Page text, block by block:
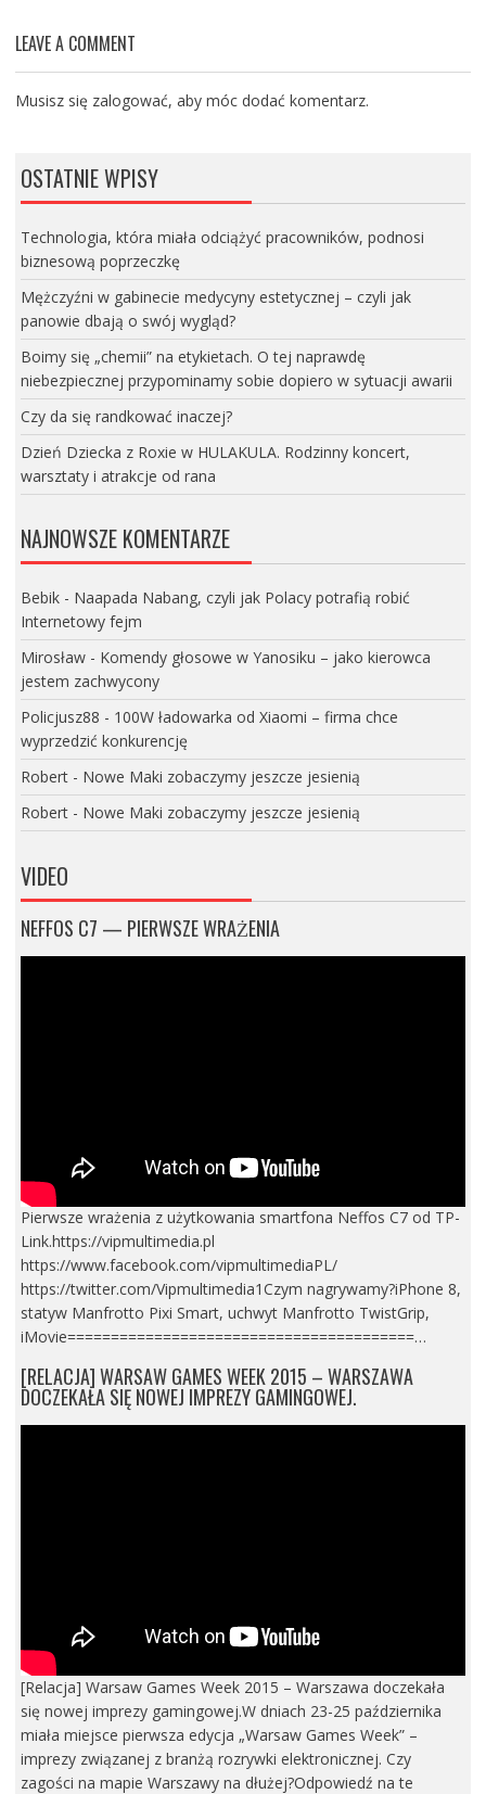
LEAVE A COMMENT
Musisz się zalogować, aby móc dodać komentarz.
OSTATNIE WPISY
Technologia, która miała odciążyć pracowników, podnosi
biznesową poprzeczkę
Mężczyźni w gabinecie medycyny estetycznej – czyli jak
panowie dbają o swój wygląd?
Boimy się „chemii” na etykietach. O tej naprawdę
niebezpiecznej przypominamy sobie dopiero w sytuacji awarii
Czy da się randkować inaczej?
Dzień Dziecka z Roxie w HULAKULA. Rodzinny koncert,
warsztaty i atrakcje od rana
NAJNOWSZE KOMENTARZE
Bebik- Naapada Nabang, czyli jak Polacy potrafią robić
Internetowy fejm
Mirosław- Komendy głosowe w Yanosiku – jako kierowca
jestem zachwycony
Policjusz88 - 100W ładowarka od Xiaomi – firma chce
wyprzedzić konkurencję
Robert- Nowe Maki zobaczymy jeszcze jesienią
Robert- Nowe Maki zobaczymy jeszcze jesienią
VIDEO
NEFFOS C7 — PIERWSZE WRAŻENIA
Pierwsze wrażenia z użytkowania smartfona Neffos C7 od TP-
Link.https://vipmultimedia.pl
https://www.facebook.com/vipmultimediaPL/
https://twitter.com/Vipmultimedia1Czym nagrywamy?iPhone 8,
statyw Manfrotto Pixi Smart, uchwyt Manfrotto TwistGrip,
iMovie========================================…
[RELACJA] WARSAW GAMES WEEK 2015 – WARSZAWA
DOCZEKAŁA SIĘ NOWEJ IMPREZY GAMINGOWEJ.
[Relacja] Warsaw Games Week 2015 – Warszawa doczekała
się nowej imprezy gamingowej.W dniach 23-25 października
miała miejsce pierwsza edycja „Warsaw Games Week” –
imprezy związanej z branżą rozrywki elektronicznej. Czy
zagości na mapie Warszawy na dłużej?Odpowiedź na te